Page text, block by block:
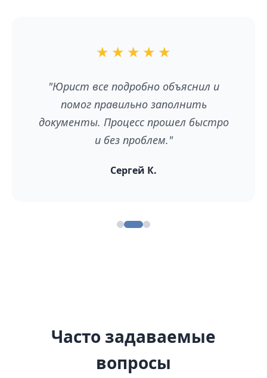
★ ★ ★ ★ ★
"Юрист все подробно объяснил и
помог правильно заполнить
документы. Процесс прошел быстро
и без проблем."
Сергей К.
Часто задаваемые
вопросы